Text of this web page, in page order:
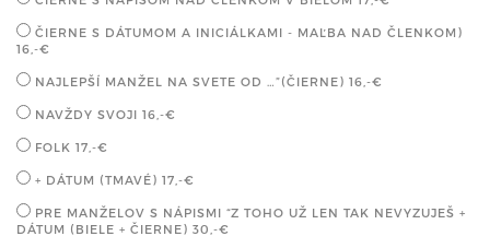
ČIERNE S DÁTUMOM A INICIÁLKAMI - MAĽBA NAD ČLENKOM)
16,-€
NAJLEPŠÍ MANŽEL NA SVETE OD …”(ČIERNE) 16,-€
NAVŽDY SVOJI 16,-€
FOLK 17,-€
+ DÁTUM (TMAVÉ) 17,-€
PRE MANŽELOV S NÁPISMI “Z TOHO UŽ LEN TAK NEVYZUJEŠ +
DÁTUM (BIELE + ČIERNE) 30,-€